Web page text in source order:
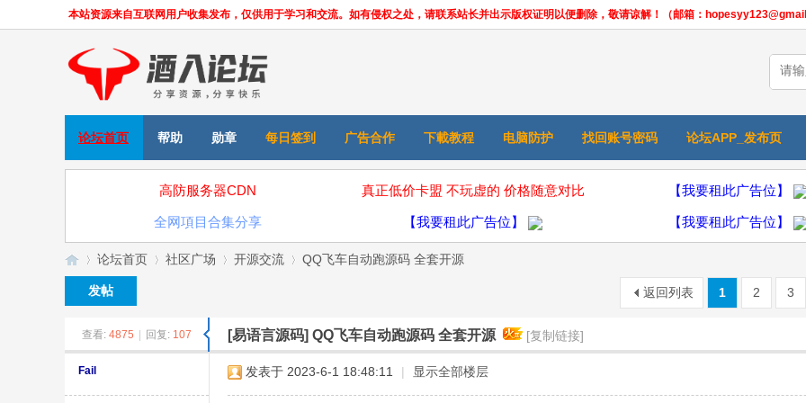
本站资源来自互联网用户收集发布，仅供用于学习和交流。如有侵权之处，请联系站长并出示版权证明以便删除，敬请谅解！（邮箱：
论坛首页 帮助 勋章 每日签到 广告合作 下載教程 电脑防护 找回账号密码 论坛APP_发布页
高防服务器CDN 真正低价卡盟 不玩虚的 价格随意对比 【我要租此广告位】
全网項目合集分享 【我要租此广告位】 【我要租此广告位】
»
论坛首页
›
社区广场 开源交流
›
QQ飞车自动跑源码 全套开源
1 2 3
返回列表
发帖
查看: 4875 回复: 107 [易语言源码] QQ飞车自动跑源码 全套开源 [复制链接]
Fail 发表于 2023-6-1 18:48:11 | 显示全部楼层